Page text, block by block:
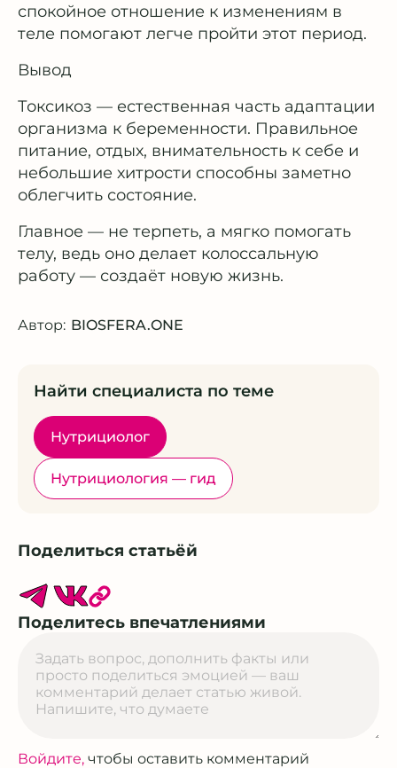
спокойное отношение к изменениям в
теле помогают легче пройти этот период.
Вывод
Токсикоз — естественная часть адаптации
организма к беременности. Правильное
питание, отдых, внимательность к себе и
небольшие хитрости способны заметно
облегчить состояние.
Главное — не терпеть, а мягко помогать
телу, ведь оно делает колоссальную
работу — создаёт новую жизнь.
Автор: BIOSFERA.ONE
Найти специалиста по теме
Нутрициолог
Нутрициология — гид
Поделиться статьёй
Поделитесь впечатлениями
Войдите, чтобы оставить комментарий